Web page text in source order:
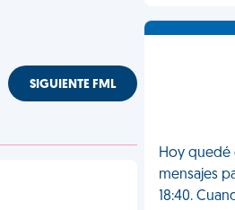
SIGUIENTE FML
Hoy quedé
mensajes
18:40.